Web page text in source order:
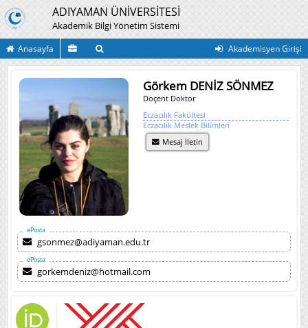
ADIYAMAN ÜNİVERSİTESİ
Akademik Bilgi Yönetim Sistemi
Anasayfa Akademisyen Girişi
Görkem DENİZ SÖNMEZ
Doçent Doktor
Eczacılık Fakültesi
Eczacılık Meslek Bilimleri
Mesaj İletin
ePosta
gsonmez@adiyaman.edu.tr
ePosta
gorkemdeniz@hotmail.com